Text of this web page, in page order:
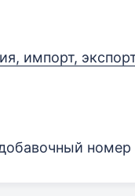
импорт,
номер